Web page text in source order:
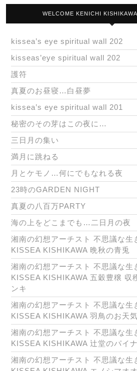
WELCOME KENICHI
kissea’s eye spiritual wall 202
kisseas’eye spiritual wall 202
護符
真夏のお昼寝…白昼夢
kissea’s eye spiritual wall 201
秘密のその芽はこの夜に…
三日月の集い
満月に跳ねる
月とケモノ…何にでもなれる夜
23時のGARDEN NIGHT
真夏の八百万PARTY
海の上をどこまでも…二日月の夜
湘南の幻想アーチスト 不思議な生
KISSEA KISHIKAWA 晩秋の青兎
湘南の幻想アーチスト 不思議な生
KISSEA KISHIKAWA 五穀豊穣 収
ンキ
湘南の幻想アーチスト 不思議な生
KISSEA KISHIKAWA 羽鳥のお天
湘南の幻想アーチスト 不思議な生
KISSEA KISHIKAWA 辻堂のパイ
湘南の幻想アーチスト 不思議な生